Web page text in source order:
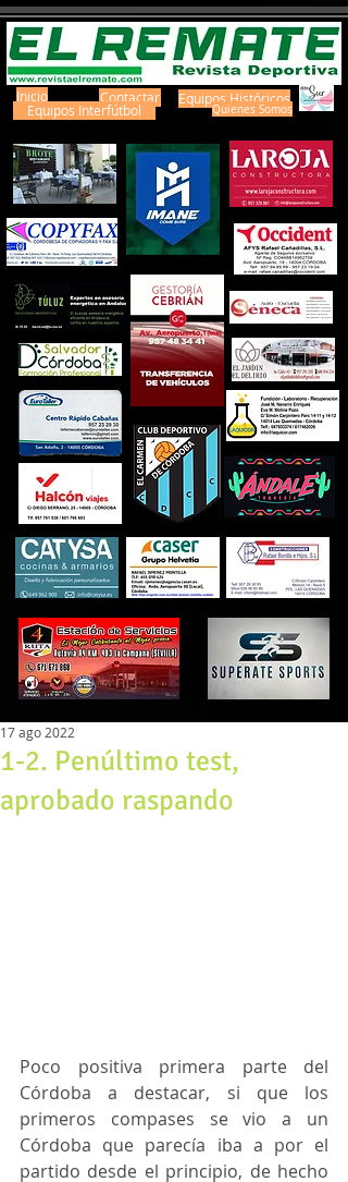
Inicio Contactar
Equipos Interfútbol
Equipos Históricos
Quienes Somos
1-2. Penúltimo test,
aprobado raspando
17 ago 2022
Poco positiva primera parte del
Córdoba a destacar, si que los
primeros compases se vio a un
Córdoba que parecía iba a por el
partido desde el principio, de hecho